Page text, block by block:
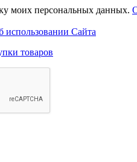
моих персональных данных.
использовании Сайта
товаров